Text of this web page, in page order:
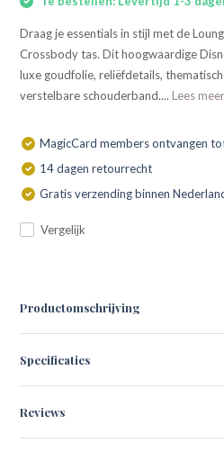
Draag je essentials in stijl met de
Crossbody tas. Dit hoogwaardige
luxe goudfolie, reliëfdetails,
verstelbare schouderband.... Lees meer
MagicCard members ontvangen
14 dagen retourrecht
Gratis verzending binnen
Vergelijk
Productomschrijving
Specificaties
Reviews